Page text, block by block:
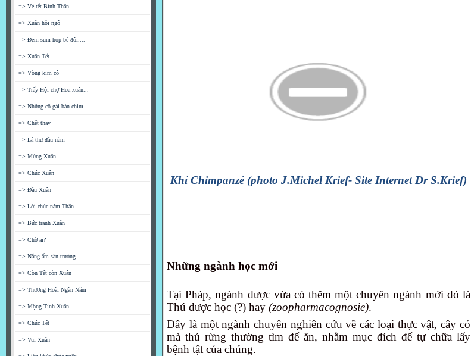
=> Vè tết Bính Thân
=> Xuân hội ngộ
=> Đem sum họp bẻ đôi....
=> Xuân-Tết
=> Vòng kim cô
=> Trẩy Hội chợ Hoa xuân...
=> Những cô gái bán chim
=> Chết thay
=> Lá thư đầu năm
=> Mừng Xuân
=> Chúc Xuân
=> Đầu Xuân
=> Lời chúc năm Thân
=> Bức tranh Xuân
=> Chờ ai?
=> Nắng ấm sân trường
=> Còn Tết còn Xuân
=> Thương Hoài Ngàn Năm
=> Mộng Tình Xuân
=> Chúc Tết
=> Vui Xuân
Khỉ Chimpanzé (photo J.Michel Krief- Site Internet Dr S.Krief)
Những ngành học mới
Tại Pháp, ngành dược vừa có thêm một chuyên ngành mới đó là
Thú dược học (?) hay (zoopharmacognosie).
Đây là một ngành chuyên nghiên cứu về các loại thực vật, cây cỏ
mà thú rừng thường tìm để ăn, nhằm mục đích để tự chữa lấy
bệnh tật của chúng.